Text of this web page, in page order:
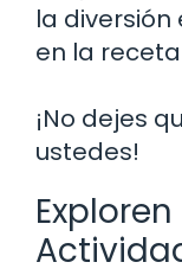
la diversión
en la
¡No dejes
ustedes!